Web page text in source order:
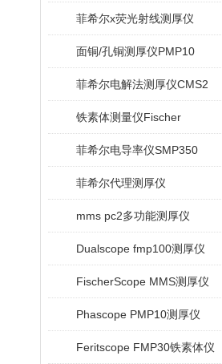
菲希尔x荧光射线测厚仪
面铜/孔铜测厚仪PMP10
菲希尔电解法测厚仪CMS2
铁素体测量仪Fischer
菲希尔电导率仪SMP350
菲希尔代理测厚仪
mms pc2多功能测厚仪
Dualscope fmp100测厚仪
FischerScope MMS测厚仪
Phascope PMP10测厚仪
Feritscope FMP30铁素体仪